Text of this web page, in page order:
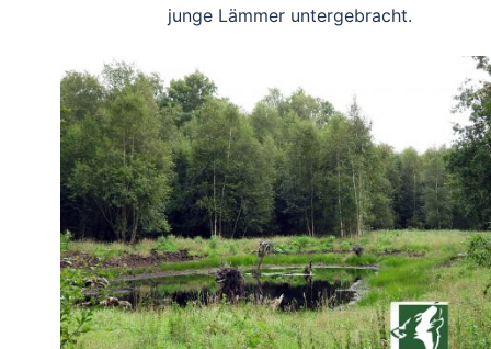
junge Lämmer untergebracht.